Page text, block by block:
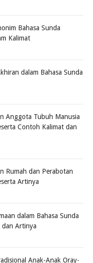
Bahasa Sunda
Kalimat
dalam Bahasa Sunda
Anggota Tubuh Manusia
Contoh Kalimat dan
Rumah dan Perabotan
Artinya
dalam Bahasa Sunda
dan Artinya
Anak-Anak Oray-